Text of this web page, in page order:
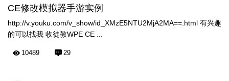
CE修改模拟器手游实例
http://v.youku.com/v_show/id_XMzE5NTU2MjA2MA==.html 有兴趣
的可以找我 收徒教WPE CE ...
10489 29